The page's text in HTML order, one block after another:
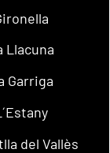
Llacuna
Garriga
del Vallès